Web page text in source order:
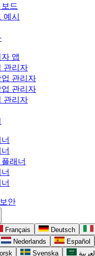
드
예시
앱
관리자
관리자
관리자
관리자
래너
보안
Français Deutsch
Nederlands Español
Svenska العربية